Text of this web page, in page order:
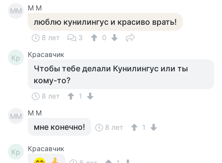
ММ М М
люблю кунилингус и красиво врать!
8 лет 3 0
Кр Красавчик
Чтобы тебе делали Кунилингус или ты
кому-то?
8 лет 1
ММ М М
мне конечно! 8 лет 1
Кр
Красавчик